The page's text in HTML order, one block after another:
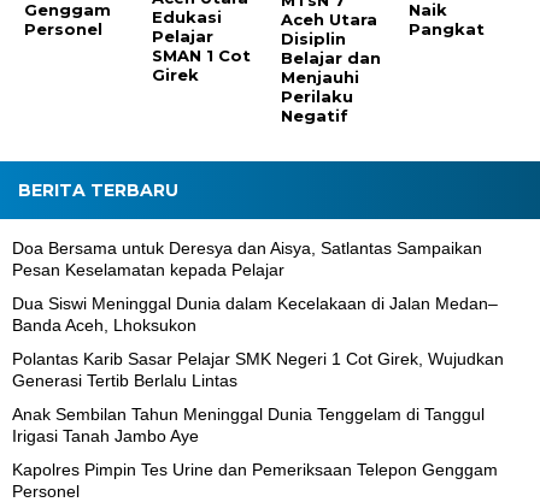
Genggam
Personel
Edukasi
Pelajar
SMAN 1 Cot
Girek
Aceh Utara
Disiplin
Belajar dan
Menjauhi
Perilaku
Negatif
Naik
Pangkat
BERITA TERBARU
Doa Bersama untuk Deresya dan Aisya, Satlantas Sampaikan
Pesan Keselamatan kepada Pelajar
Dua Siswi Meninggal Dunia dalam Kecelakaan di Jalan Medan–
Banda Aceh, Lhoksukon
Polantas Karib Sasar Pelajar SMK Negeri 1 Cot Girek, Wujudkan
Generasi Tertib Berlalu Lintas
Anak Sembilan Tahun Meninggal Dunia Tenggelam di Tanggul
Irigasi Tanah Jambo Aye
Kapolres Pimpin Tes Urine dan Pemeriksaan Telepon Genggam
Personel